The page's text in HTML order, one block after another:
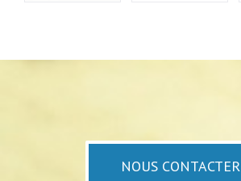
NOUS CONTACTER